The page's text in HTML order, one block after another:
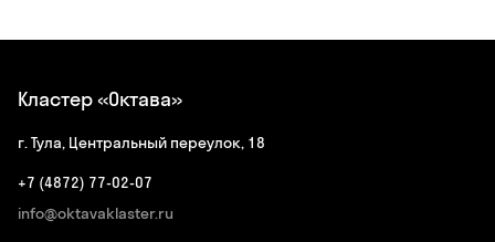
Кластер «Октава»
г. Тула, Центральный переулок, 18
+7 (4872) 77-02-07
info@oktavaklaster.ru